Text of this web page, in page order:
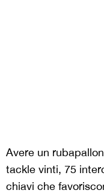
Avere un
tackle vinti, 75
chiavi che